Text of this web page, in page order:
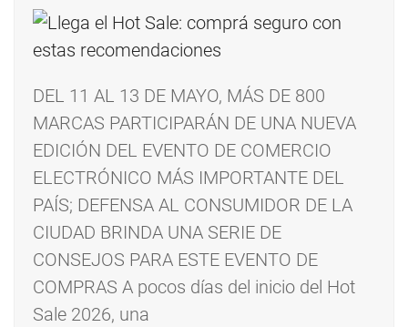
DEL 11 AL 13 DE MAYO, MÁS DE 800
MARCAS PARTICIPARÁN DE UNA NUEVA
EDICIÓN DEL EVENTO DE COMERCIO
ELECTRÓNICO MÁS IMPORTANTE DEL
PAÍS; DEFENSA AL CONSUMIDOR DE LA
CIUDAD BRINDA UNA SERIE DE
CONSEJOS PARA ESTE EVENTO DE
COMPRAS A pocos días del inicio del Hot
Sale 2026, una